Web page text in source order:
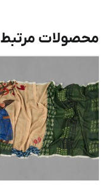
محصولات مرتبط